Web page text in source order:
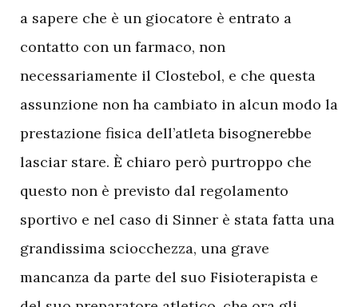
a sapere che è un giocatore è entrato a
contatto con un farmaco, non
necessariamente il Clostebol, e che questa
assunzione non ha cambiato in alcun modo la
prestazione fisica dell’atleta bisognerebbe
lasciar stare. È chiaro però purtroppo che
questo non è previsto dal regolamento
sportivo e nel caso di Sinner è stata fatta una
grandissima sciocchezza, una grave
mancanza da parte del suo Fisioterapista e